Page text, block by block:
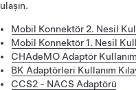
ulaşın.
Mobil Konnektör 2. Nesil
Mobil Konnektör 1. Nesil
CHAdeMO Adaptör
BK Adaptörleri Kullanım
CCS2 - NACS Adaptörü